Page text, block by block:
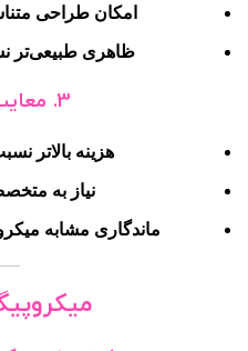
امکان طراحی
ظاهری طبیعی‌تر
3.
هزینه بالاتر
نیاز به
ماندگاری مشابه میکروبلیدینگ